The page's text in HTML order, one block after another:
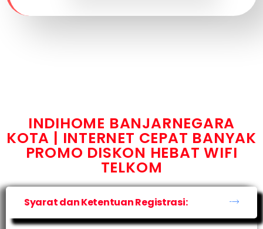
INDIHOME BANJARNEGARA
KOTA | INTERNET CEPAT BANYAK
PROMO DISKON HEBAT WIFI
TELKOM
Syarat dan Ketentuan Registrasi: